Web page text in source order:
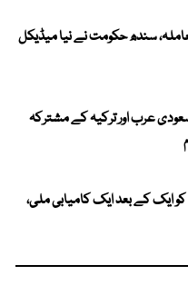
سندھ حکومت نے نیا میڈیکل
عرب اور ترکیہ کے مشترکہ
ایک کے بعد ایک کامیابی ملی،